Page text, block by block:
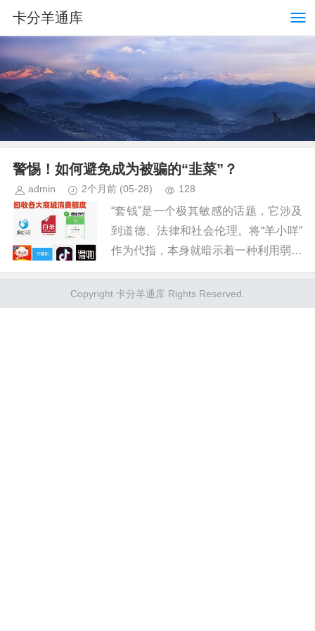
卡分羊通库
警惕！如何避免成为被骗的“韭菜”？
admin 2个月前 (05-28) 128
“套钱”是一个极其敏感的话题，它涉及
到道德、法律和社会伦理。将“羊小咩”
作为代指，本身就暗示着一种利用弱势
个角度来看，这样的行为都是不可取
的。 我们应该关注的是如何构...
Copyright 卡分羊通库 Rights Reserved.